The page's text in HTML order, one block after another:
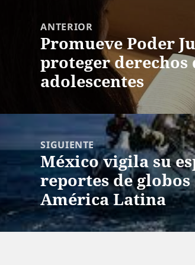
entradas
ANTERIOR
Entrada
anterior:
Promueve Poder
proteger derechos
adolescentes
SIGUIENTE
Siguiente
entrada:
México vigila su
reportes de
América Latina